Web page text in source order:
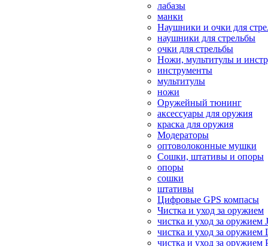
лабазы
манки
Наушники и очки для
наушники для стрельбы
очки для стрельбы
Ножи, мультитулы и
инструменты
мультитулы
ножи
Оружейный тюнинг
аксессуары для оружия
краска для оружия
Модераторы
оптоволоконные мушки
Сошки, штативы и опоры
опоры
сошки
штативы
Цифровые GPS компасы
Чистка и уход за оружием
чистка и уход за оружием
чистка и уход за оружием
чистка и уход за оружием